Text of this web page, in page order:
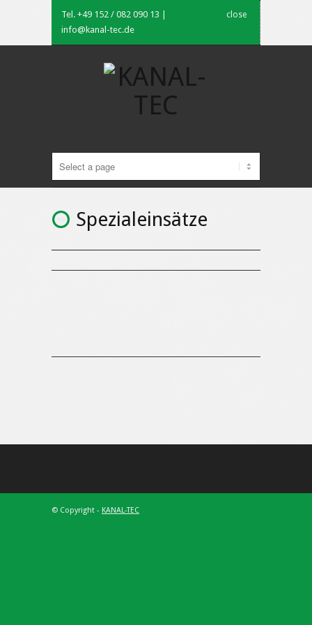
Tel. +49 152 / 082 090 13 |
info@kanal-tec.de
close
Spezialeinsätze
© Copyright - KANAL-TEC